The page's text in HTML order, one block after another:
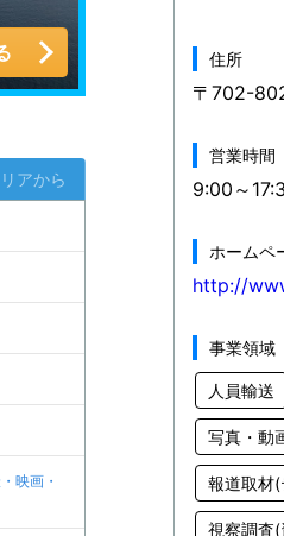
アから
映画・
住所
〒702-
営業時間
9:00～
ホームペ
http://
事業領域
人員輸送
写真・動
報道取材
視察調査